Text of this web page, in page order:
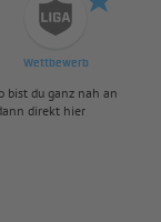
Wettbewerb
bist du ganz nah an
direkt hier